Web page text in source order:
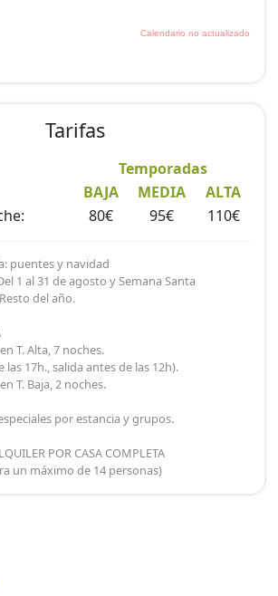
Tarifas
Temporadas
BAJA
MEDIA
ALTA
80€ 95€ 110€
puentes y navidad
1 al 31 de agosto y Semana Santa
del año.
T. Alta, 7 noches.
17h., salida antes de las 12h).
T. Baja, 2 noches.
por estancia y grupos.
POR CASA COMPLETA
un máximo de 14 personas)